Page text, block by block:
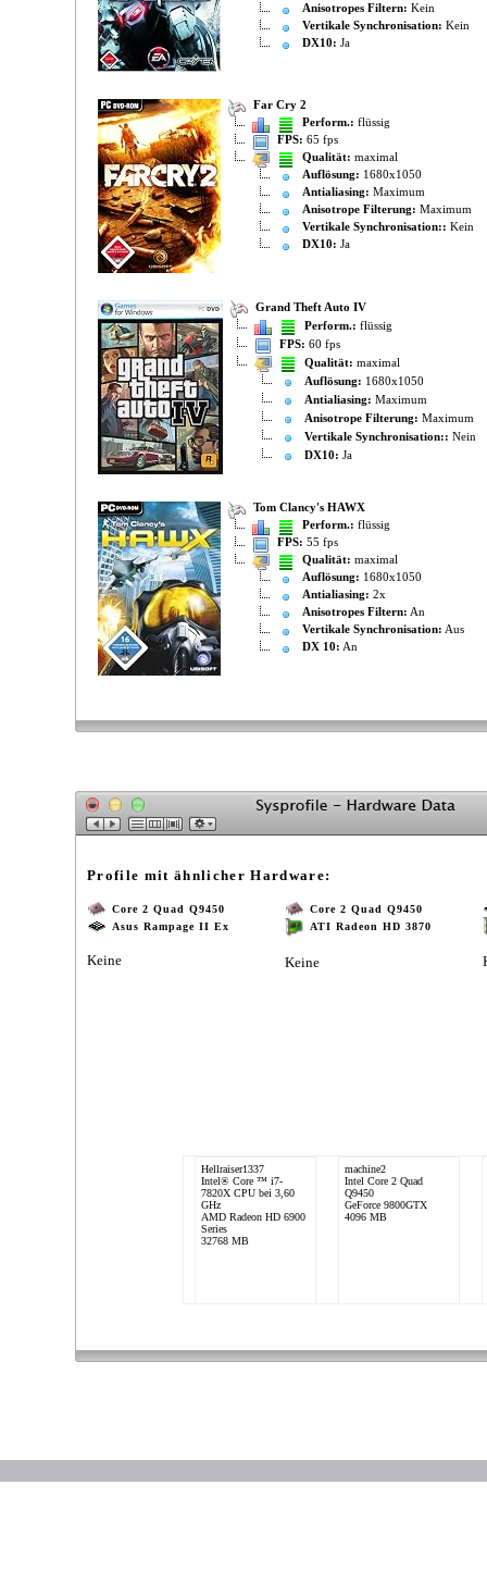
Anisotropes Filtern: Kein
Vertikale Synchronisation: Kein
DX10: Ja
Far Cry 2
Perform.: flüssig
FPS: 65 fps
Qualität: maximal
Auflösung: 1680x1050
Antialiasing: Maximum
Anisotrope Filterung: Maximum
Vertikale Synchronisation:: Kein
DX10: Ja
Grand Theft Auto IV
Perform.: flüssig
FPS: 60 fps
Qualität: maximal
Auflösung: 1680x1050
Antialiasing: Maximum
Anisotrope Filterung: Maximum
Vertikale Synchronisation:: Nein
DX10: Ja
Tom Clancy's HAWX
Perform.: flüssig
FPS: 55 fps
Qualität: maximal
Auflösung: 1680x1050
Antialiasing: 2x
Anisotropes Filtern: An
Vertikale Synchronisation: Aus
DX 10: An
Profile mit ähnlicher Hardware:
Core 2 Quad Q9450
Asus Rampage II Ex
Keine
Core 2 Quad Q9450
ATI Radeon HD 3870
Keine
Hellraiser1337
Intel® Core ™ i7-
7820X CPU bei 3,60
GHz
AMD Radeon HD 6900
Series
32768 MB
machine2
Intel Core 2 Quad
Q9450
GeForce 9800GTX
4096 MB
ATI Radeon HD 4800
Series